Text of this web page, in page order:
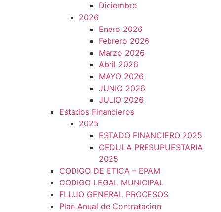
Diciembre
2026
Enero 2026
Febrero 2026
Marzo 2026
Abril 2026
MAYO 2026
JUNIO 2026
JULIO 2026
Estados Financieros
2025
ESTADO FINANCIERO 2025
CEDULA PRESUPUESTARIA
2025
CODIGO DE ETICA – EPAM
CODIGO LEGAL MUNICIPAL
FLUJO GENERAL PROCESOS
Plan Anual de Contratacion